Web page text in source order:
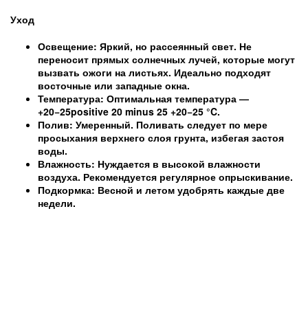
Уход
Освещение: Яркий, но рассеянный свет. Не
переносит прямых солнечных лучей, которые могут
вызвать ожоги на листьях. Идеально подходят
восточные или западные окна.
Температура: Оптимальная температура —
+20−25positive 20 minus 25 +20−25 °C.
Полив: Умеренный. Поливать следует по мере
просыхания верхнего слоя грунта, избегая застоя
воды.
Влажность: Нуждается в высокой влажности
воздуха. Рекомендуется регулярное опрыскивание.
Подкормка: Весной и летом удобрять каждые две
недели.